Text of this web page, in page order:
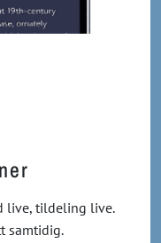
live, tildeling live.
samtidig.